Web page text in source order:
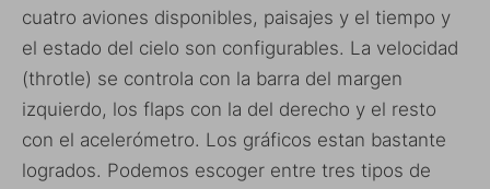
cuatro aviones disponibles, paisajes y el tiempo y
el estado del cielo son configurables. La velocidad
(throtle) se controla con la barra del margen
izquierdo, los flaps con la del derecho y el resto
con el acelerómetro. Los gráficos estan bastante
logrados. Podemos escoger entre tres tipos de